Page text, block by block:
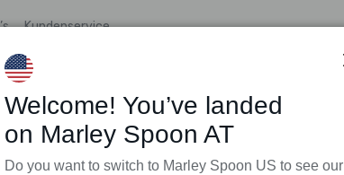
Kundenservice
Welcome! You’ve landed
on Marley Spoon AT
Do you want to switch to Marley Spoon US to see our